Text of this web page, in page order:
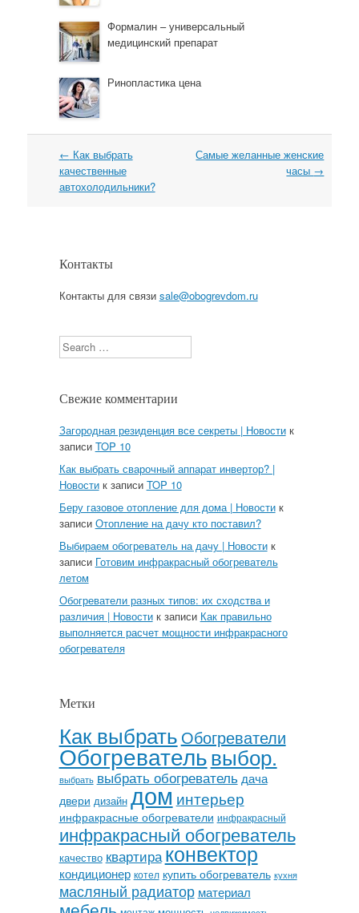
Формалин – универсальный
медицинский препарат
Ринопластика цена
Навигация
← Как выбрать
качественные
автохолодильники?
Самые желанные женские
часы →
Контакты
Контакты для связи sale@obogrevdom.ru
Search
Свежие комментарии
Загородная резиденция все секреты | Новостик
записи TOP 10
Как выбрать сварочный аппарат инвертор? |
Новостик записи TOP 10
Беру газовое отопление для дома | Новостик
записи Отопление на дачу кто поставил?
Выбираем обогреватель на дачу | Новостик
записи Готовим инфракрасный обогреватель
летом
Обогреватели разных типов: их сходства и
различия | Новостик записи Как правильно
выполняется расчет мощности инфракрасного
обогревателя
Метки
Как выбрать Обогреватели
Обогревательвыбор.
выбрать выбрать обогреватель дача
двери дизайн дом интерьер
инфракрасные обогреватели инфракрасный
инфракрасный обогреватель
качество квартираконвектор
кондиционер котел купить обогреватель кухня
масляный радиатор материал